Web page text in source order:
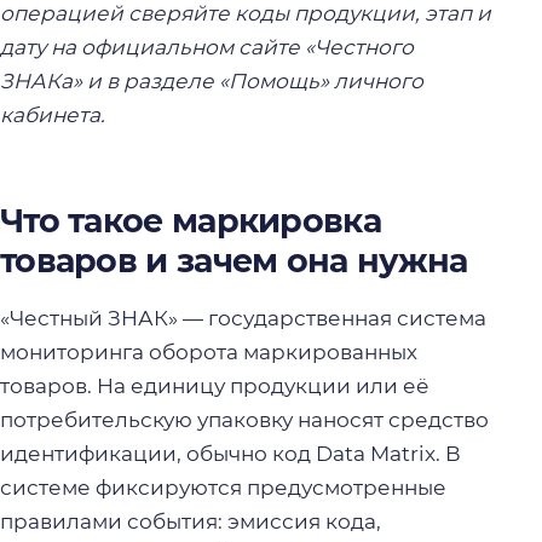
операцией сверяйте коды продукции, этап и
дату на официальном сайте «Честного
ЗНАКа» и в разделе «Помощь» личного
кабинета.
Что такое маркировка
товаров и зачем она нужна
«Честный ЗНАК» — государственная система
мониторинга оборота маркированных
товаров. На единицу продукции или её
потребительскую упаковку наносят средство
идентификации, обычно код Data Matrix. В
системе фиксируются предусмотренные
правилами события: эмиссия кода,